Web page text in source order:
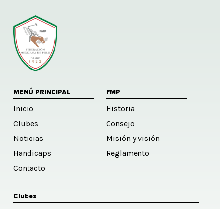
MENÚ PRINCIPAL
Inicio
Clubes
Noticias
Handicaps
Contacto
FMP
Historia
Consejo
Misión y visión
Reglamento
Clubes